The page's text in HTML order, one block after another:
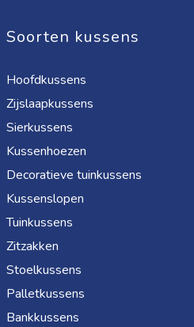
Soorten kussens
Hoofdkussens
Zijslaapkussens
Sierkussens
Kussenhoezen
Decoratieve tuinkussens
Kussenslopen
Tuinkussens
Zitzakken
Stoelkussens
Palletkussens
Bankkussens